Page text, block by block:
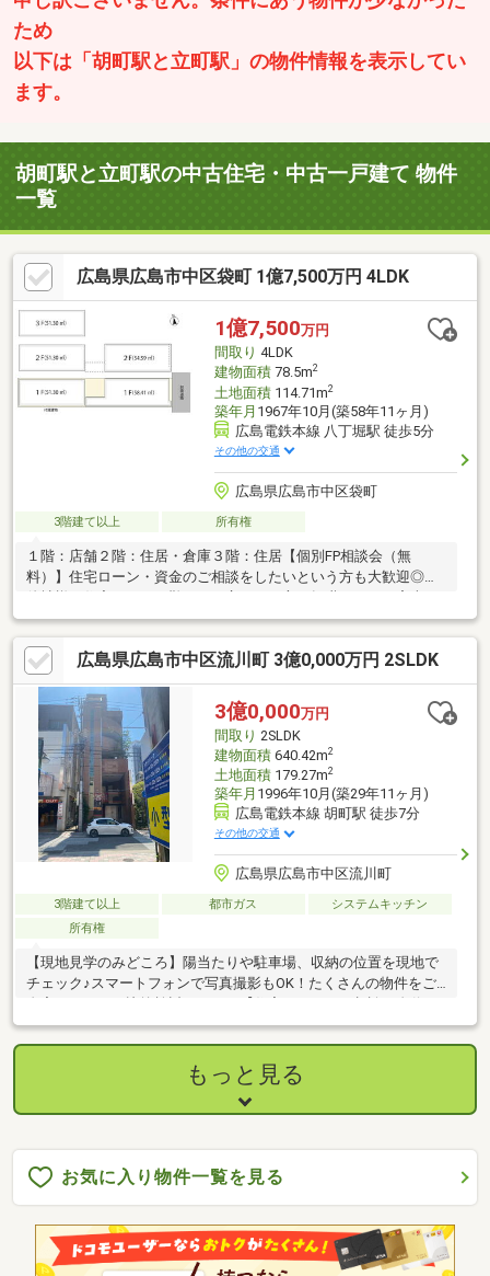
ため
以下は「胡町駅と立町駅」の物件情報を表示してい
ます。
胡町駅と立町駅の中古住宅・中古一戸建て 物件
一覧
広島県広島市中区袋町 1億7,500万円 4LDK
1億7,500万円
間取り 4LDK
建物面積78.5m2
土地面積114.71m2
築年月 1967年10月(築58年11ヶ月)
広島電鉄本線 八丁堀駅 徒歩5分
その他の交通
広島県広島市中区袋町
3階建て以上 所有権
１階：店舗２階：住居・倉庫３階：住居【個別FP相談会（無
料）】住宅ローン・資金のご相談をしたいという方も大歓迎◎・
不安がある方・お借入れがある方（お車/カード/キャッシング/リ
ボ）等・お支払いが不安な方・頭金のご準備に不安のある方お気
軽にご連絡、ご相談くださいませ！
広島県広島市中区流川町 3億0,000万円 2SLDK
3億0,000万円
間取り 2SLDK
建物面積640.42m2
土地面積179.27m2
築年月 1996年10月(築29年11ヶ月)
広島電鉄本線 胡町駅 徒歩7分
その他の交通
広島県広島市中区流川町
3階建て以上 都市ガス
システムキッチン
所有権
【現地見学のみどころ】陽当たりや駐車場、収納の位置を現地で
チェック♪スマートフォンで写真撮影もOK！たくさんの物件をご
り】条件さえクリアで、クレジット借入やマイカーローンを低金
利住宅ローンに一本化！住まい＆車『おまとめローン』で支払額
を抑えます【資料請求だけでもOK】＊広告未掲載の物件も多数ご
紹介できます ＊地元密着だからエリア新着情報に強いです＊何
から手をつけたらいいか悩んでいる方お気軽にお問い合わせくだ
案内します♪
もっと見る
お気に入り物件一覧を見る